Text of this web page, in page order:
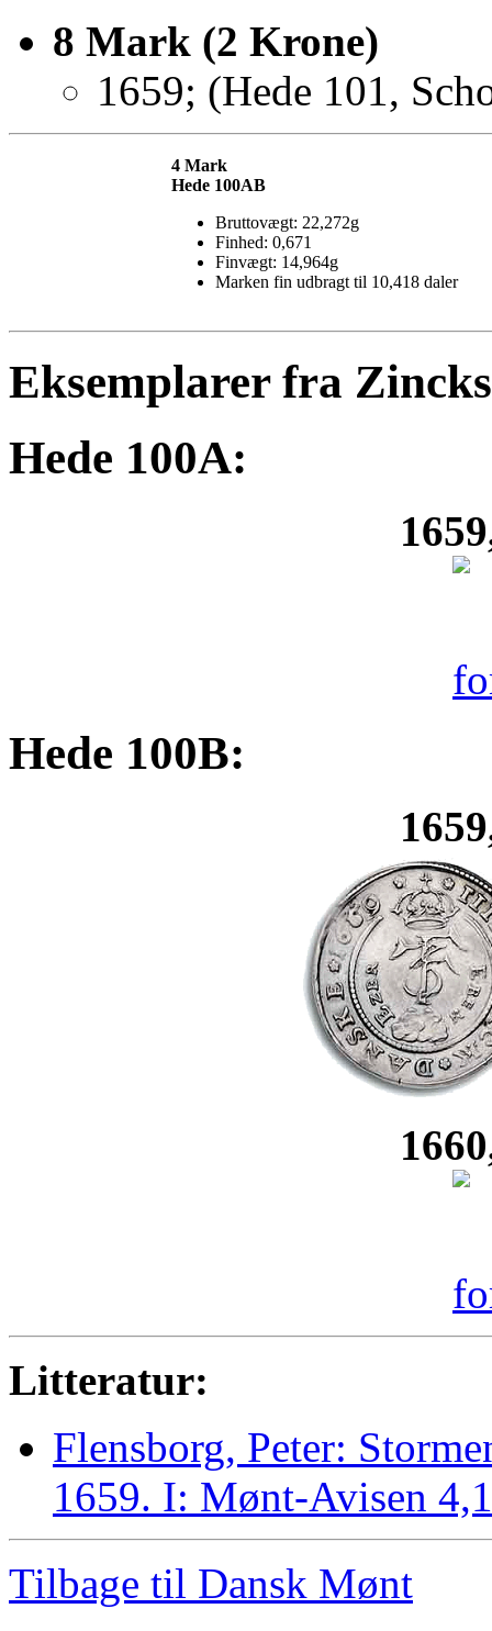
8 Mark (2 Krone)
1659; (Hede 101,
4 Mark
Hede 100AB
Bruttovægt: 22,272g
Finhed: 0,671
Finvægt: 14,964g
Marken fin udbragt til 10,418 daler
Eksemplarer fra
Hede 100A:
Hede 100B:
Litteratur:
Flensborg, Peter:
1659. I: Mønt-Avisen
Tilbage til Dansk Mønt